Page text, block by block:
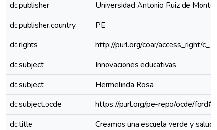
dc.publisher
Universidad Antonio Ruiz de
dc.publisher.country
PE
dc.rights
http://purl.org/coar/access_right/
dc.subject
Innovaciones educativas
dc.subject
Hermelinda Rosa
dc.subject.ocde
https://purl.org/pe-repo/ocde/
dc.title
Creamos una escuela verde y